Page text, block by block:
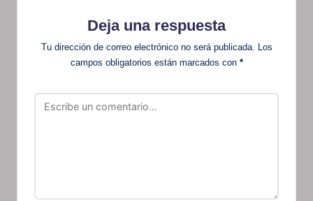
Deja una respuesta
Tu dirección de correo electrónico no será publicada.
Los
campos obligatorios están marcados con *